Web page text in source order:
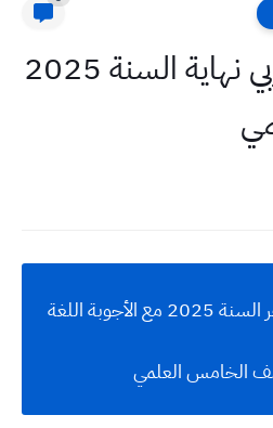
أسئلة واجوبة عربي نهاية السنة 2025
نموذج أسئلة امتحان اخر السنة 2025 مع الأجوبة اللغة
الخامس العلمي